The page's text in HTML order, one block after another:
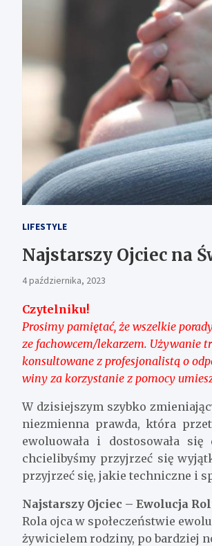
LIFESTYLE
Najstarszy Ojciec na
4 października, 2023
Czytelniku!
Prosimy pamiętać, że wszelkie
ze fachowcem/lekarzem. Używanie
konsultowane z profesjonalistą o
winy za korzystanie z pomocy
W dzisiejszym szybko
niezmienna prawda, która
ewoluowała i dostosowała
chcielibyśmy przyjrzeć się
przyjrzeć się, jakie techniczne i
Najstarszy Ojciec – Ewolucja
Rola ojca w społeczeństwie
żywicielem rodziny, po bardziej